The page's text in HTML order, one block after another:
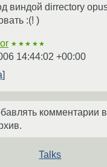
виндой dirrectory
:(! )
★★★★★
14:44:02 +00:00
комментарии
Talks